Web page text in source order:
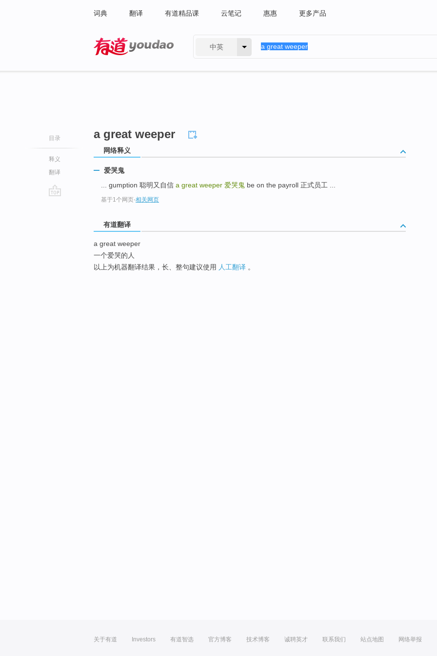
词典 翻译 有道精品课 云笔记 惠惠 更多产品
中英
目录
释义
翻译
a great weeper
网络释义
爱哭鬼
... gumption 聪明又自信 a great weeper 爱哭鬼 be on the payroll 正式员工 ...
基于1个网页-相关网页
有道翻译
a great weeper
一个爱哭的人
以上为机器翻译结果，长、整句建议使用 人工翻译 。
关于有道 Investors 有道智选 官方博客 技术博客 诚聘英才 联系我们 站点地图 网络举报